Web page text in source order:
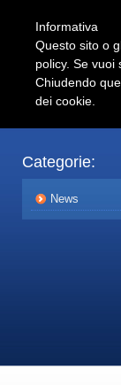
Categorie:
News
Informativa
Questo sito o
policy. Se
Chiudendo
dei cookie.